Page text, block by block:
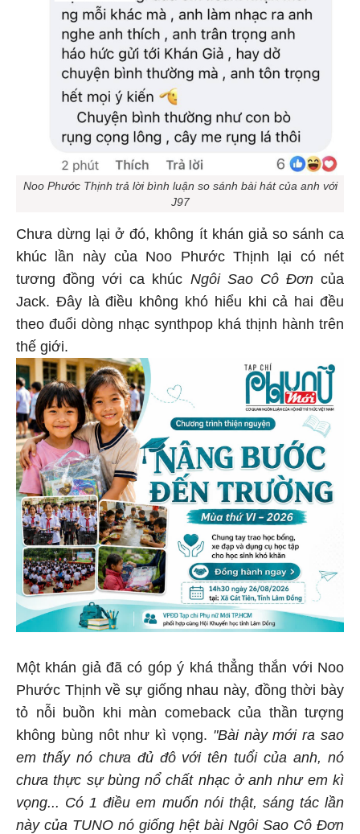
Noo Phước Thịnh trả lời bình luận so sánh bài hát của anh với
J97
Chưa dừng lại ở đó, không ít khán giả so sánh ca
khúc lần này của Noo Phước Thịnh lại có nét
tương đồng với ca khúc Ngôi Sao Cô Đơncủa
Jack. Đây là điều không khó hiểu khi cả hai đều
theo đuổi dòng nhạc synthpop khá thịnh hành trên
thế giới.
Một khán giả đã có góp ý khá thẳng thắn với Noo
Phước Thịnh về sự giống nhau này, đồng thời bày
tỏ nỗi buồn khi màn comeback của thần tượng
không bùng nôt như kì vọng. "Bài này mới ra sao
em thấy nó chưa đủ đô với tên tuổi của anh, nó
chưa thực sự bùng nổ chất nhạc ở anh như em kì
vọng... Có 1 điều em muốn nói thật, sáng tác lần
này của TUNO nó giống hệt bài Ngôi Sao Cô Đơn